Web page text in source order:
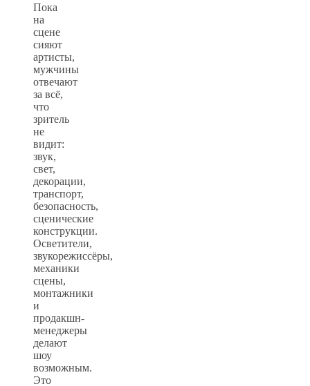
Пока
на
сцене
сияют
артисты,
мужчины
отвечают
за всё,
что
зритель
не
видит:
звук,
свет,
декорации,
транспорт,
безопасность,
сценические
конструкции.
Осветители,
звукорежиссёры,
механики
сцены,
монтажники
и
продакшн-
менеджеры
делают
шоу
возможным.
Это